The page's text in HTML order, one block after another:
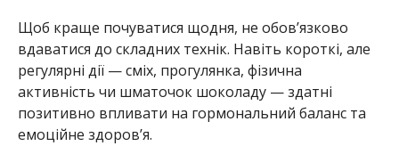
Щоб краще почуватися щодня, не обов’язково
вдаватися до складних технік. Навіть короткі, але
регулярні дії — сміх, прогулянка, фізична
активність чи шматочок шоколаду — здатні
позитивно впливати на гормональний баланс та
емоційне здоров’я.